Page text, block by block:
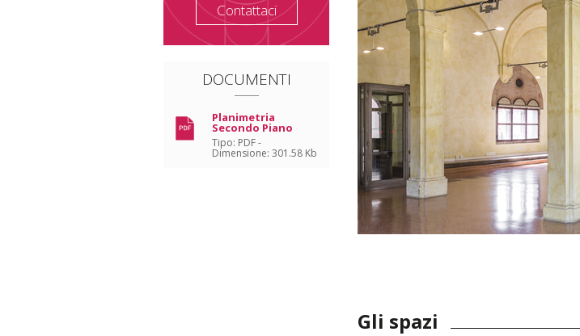
Contattaci
DOCUMENTI
Planimetria
Secondo Piano
Tipo: PDF -
Dimensione: 301.58 Kb
Gli spazi